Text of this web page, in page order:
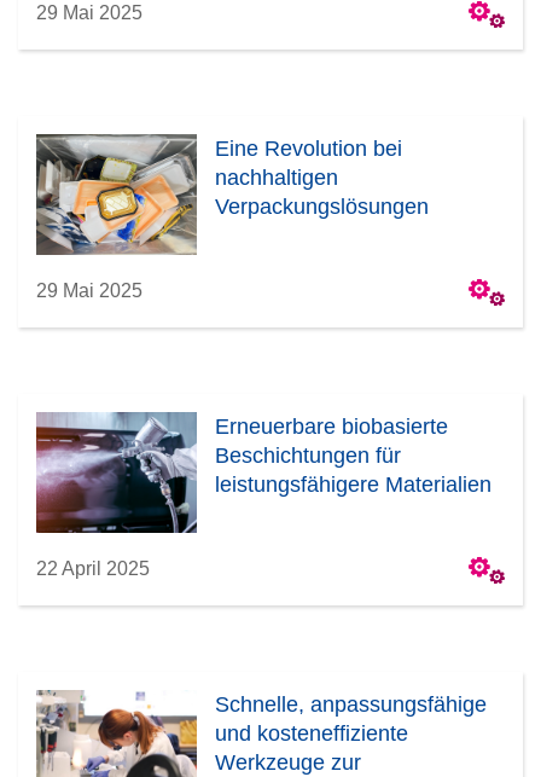
29 Mai 2025
Eine Revolution bei
nachhaltigen
Verpackungslösungen
29 Mai 2025
Erneuerbare biobasierte
Beschichtungen für
leistungsfähigere Materialien
22 April 2025
Schnelle, anpassungsfähige
und kosteneffiziente
Werkzeuge zur